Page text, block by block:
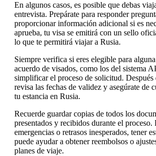
En algunos casos, es posible que debas
entrevista. Prepárate para responder
proporcionar información adicional si es
aprueba, tu visa se emitirá con un sello
lo que te permitirá viajar a Rusia.
Siempre verifica si eres elegible para
acuerdo de visados, como los del sistema
simplificar el proceso de solicitud. Después
revisa las fechas de validez y asegúrate de
tu estancia en Rusia.
Recuerde guardar copias de todos los
presentados y recibidos durante el proceso.
emergencias o retrasos inesperados, tener
puede ayudar a obtener reembolsos o
planes de viaje.